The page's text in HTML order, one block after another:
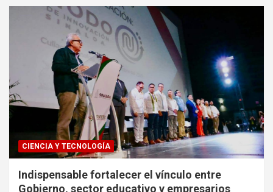
CIENCIA Y TECNOLOGÍA
Indispensable fortalecer el vínculo entre
Gobierno, sector educativo y empresarios